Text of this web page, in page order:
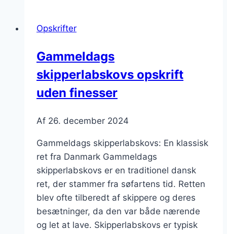
Opskrifter
Gammeldags
skipperlabskovs opskrift
uden finesser
Af 26. december 2024
Gammeldags skipperlabskovs: En klassisk
ret fra Danmark Gammeldags
skipperlabskovs er en traditionel dansk
ret, der stammer fra søfartens tid. Retten
blev ofte tilberedt af skippere og deres
besætninger, da den var både nærende
og let at lave. Skipperlabskovs er typisk